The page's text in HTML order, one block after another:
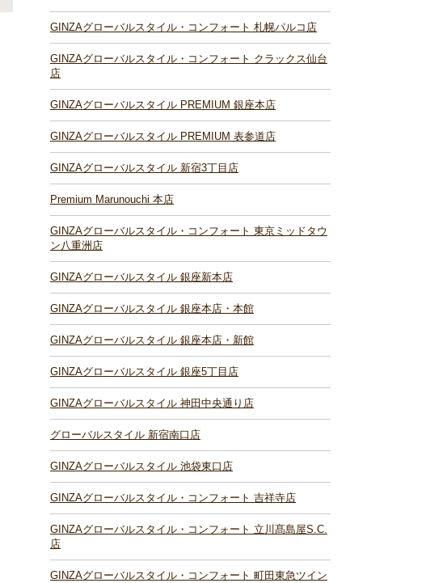
GINZAグローバルスタイル・コンフォート 札幌パルコ店
GINZAグローバルスタイル・コンフォート クラックス仙台
店
GINZAグローバルスタイル PREMIUM 銀座本店
GINZAグローバルスタイル PREMIUM 表参道店
GINZAグローバルスタイル 新宿3丁目店
Premium Marunouchi 本店
GINZAグローバルスタイル・コンフォート 東京ミッドタウ
ン八重洲店
GINZAグローバルスタイル 銀座新本店
GINZAグローバルスタイル 銀座本店・本館
GINZAグローバルスタイル 銀座本店・新館
GINZAグローバルスタイル 銀座5丁目店
GINZAグローバルスタイル 神田中央通り店
グローバルスタイル 新宿南口店
GINZAグローバルスタイル 池袋東口店
GINZAグローバルスタイル・コンフォート 吉祥寺店
GINZAグローバルスタイル・コンフォート 立川髙島屋S.C.
店
GINZAグローバルスタイル・コンフォート 町田東急ツイン